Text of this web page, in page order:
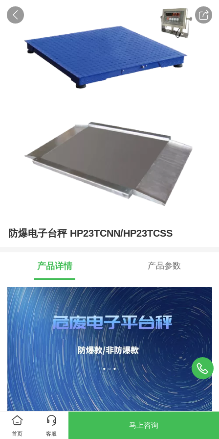
防爆电子台秤 HP23TCNN/HP23TCSS
产品详情 产品参数
首页 客服
马上咨询